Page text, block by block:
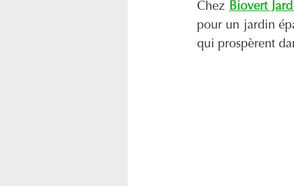
Chez Biovert
pour un jardin
qui prospèrent